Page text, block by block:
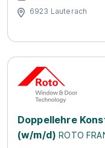
6923 Lauterach
Doppellehre
(w/m/d) ROTO